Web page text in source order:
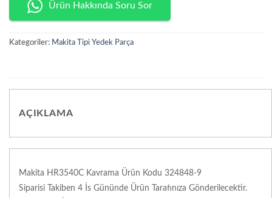
Ürün Hakkında Soru Sor
Kategoriler: Makita Tipi Yedek Parça
AÇIKLAMA
Makita HR3540C Kavrama Ürün Kodu 324848-9
Siparisi Takiben 4 İs Gününde Ürün Tarafınıza Gönderilecektir.